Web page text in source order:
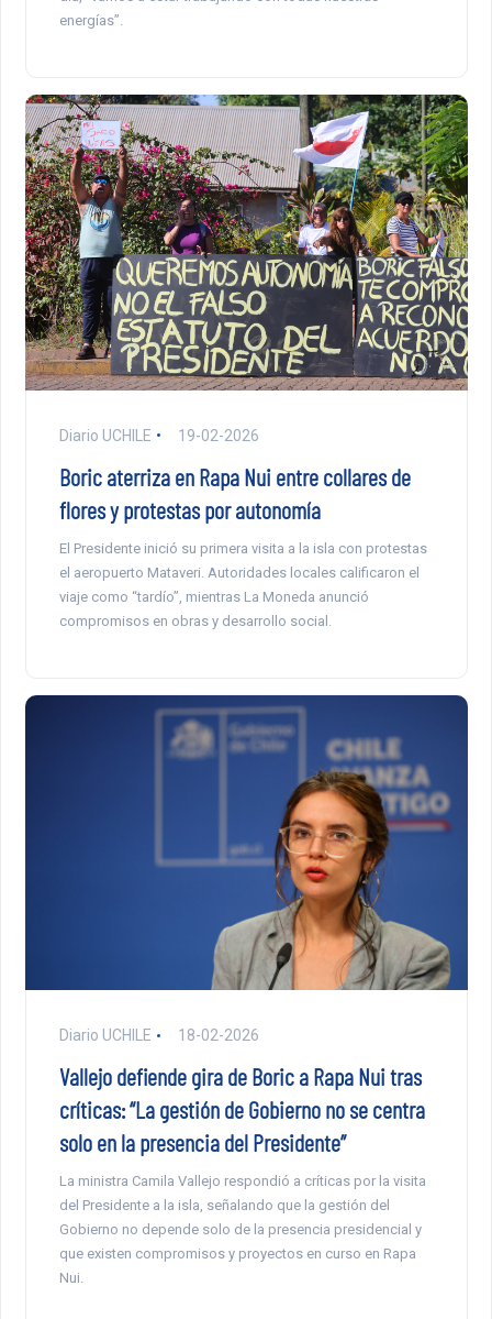
energías”.
Diario UCHILE 19-02-2026
Boric aterriza en Rapa Nui entre collares de
flores y protestas por autonomía
El Presidente inició su primera visita a la isla con protestas
el aeropuerto Mataveri. Autoridades locales calificaron el
viaje como “tardío”, mientras La Moneda anunció
compromisos en obras y desarrollo social.
Diario UCHILE 18-02-2026
Vallejo defiende gira de Boric a Rapa Nui tras
críticas: “La gestión de Gobierno no se centra
solo en la presencia del Presidente”
La ministra Camila Vallejo respondió a críticas por la visita
del Presidente a la isla, señalando que la gestión del
Gobierno no depende solo de la presencia presidencial y
que existen compromisos y proyectos en curso en Rapa
Nui.